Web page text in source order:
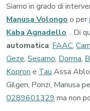
Siamo in grado di
Manusa Volongo o per
Kaba Agnadello . Di
automatica: FAAC,
Geze,Sesamo, Dorma,
Kopron e Tau Assa
Gilgen, Ponzi, Manusa
0289601329 ma non